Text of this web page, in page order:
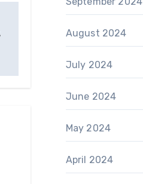
August 2024
July 2024
June 2024
May 2024
April 2024